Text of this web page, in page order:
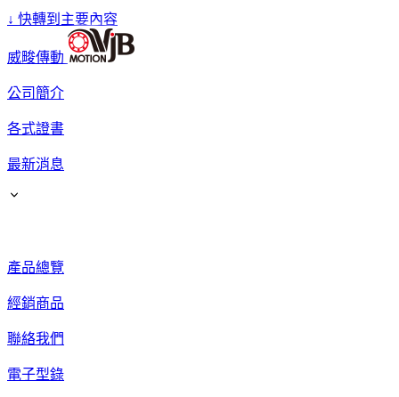
↓ 快轉到主要內容
威畯傳動
公司簡介
各式證書
最新消息
產品總覽
經銷商品
聯絡我們
電子型錄